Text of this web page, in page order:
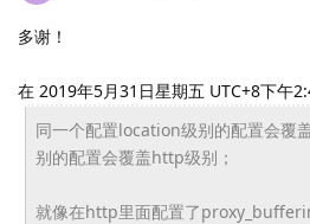
多谢！
在 2019年5月31日星期五 UTC+8下午
同一个配置location级别的配置会覆
别的配置会覆盖http级别；
就像在http里面配置了